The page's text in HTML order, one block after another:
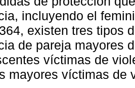
incluyendo el
existen tres tipos
de pareja mayores
víctimas de
mayores víctimas de